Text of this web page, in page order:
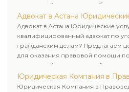
клиентам. Комплексное
юридических лиц. Индивидуальный
клиенту.
Адвокат в Астана
Адвокат в Астана Юридические
квалифицированный адвокат по
гражданским делам? Предлагаем
для оказания правовой помощи
клиентам. Комплексное
юридических лиц. Индивидуальный
клиенту.
Юридическая Компания в
Юридическая Компания в